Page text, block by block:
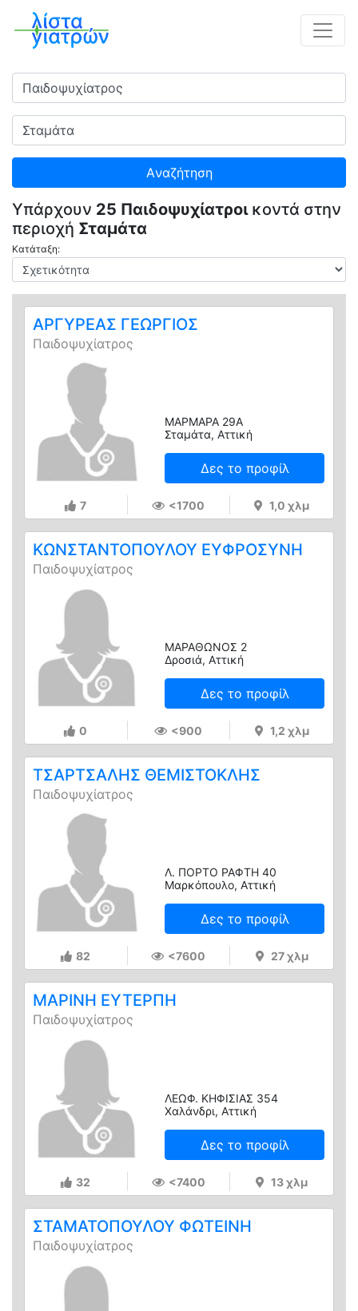
Ειδικότητα
Πού
Aναζήτηση
Υπάρχουν 25 Παιδοψυχίατροικοντά στην
περιοχή Σταμάτα
Κατάταξη:
ΑΡΓΥΡΕΑΣ ΓΕΩΡΓΙΟΣ
Παιδοψυχίατρος
ΜΑΡΜΑΡΑ 29Α
Σταμάτα, Αττική
Δες το προφίλ
7 <1700 1,0 χλμ
ΚΩΝΣΤΑΝΤΟΠΟΥΛΟΥ ΕΥΦΡΟΣΥΝΗ
Παιδοψυχίατρος
ΜΑΡΑΘΩΝΟΣ 2
Δροσιά, Αττική
Δες το προφίλ
0 <900 1,2 χλμ
ΤΣΑΡΤΣΑΛΗΣ ΘΕΜΙΣΤΟΚΛΗΣ
Παιδοψυχίατρος
Λ. ΠΟΡΤΟ ΡΑΦΤΗ 40
Μαρκόπουλο, Αττική
Δες το προφίλ
82 <7600 27 χλμ
ΜΑΡΙΝΗ ΕΥΤΕΡΠΗ
Παιδοψυχίατρος
ΛΕΩΦ. ΚΗΦΙΣΙΑΣ 354
Χαλάνδρι, Αττική
Δες το προφίλ
32 <7400 13 χλμ
ΣΤΑΜΑΤΟΠΟΥΛΟΥ ΦΩΤΕΙΝΗ
Παιδοψυχίατρος